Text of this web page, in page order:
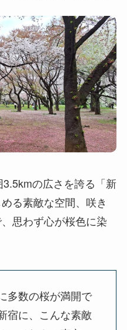
の広さを誇る「新
る素敵な空間、咲き
思わず心が桜色に染
多数の桜が満開で
宿に、こんな素敵